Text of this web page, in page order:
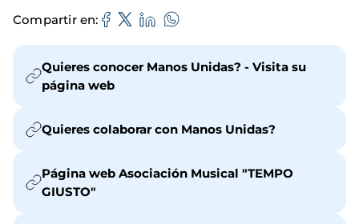
Compartir en
Quieres conocer Manos Unidas? - Visita su
página web
Quieres colaborar con Manos Unidas?
Página web Asociación Musical "TEMPO
GIUSTO"